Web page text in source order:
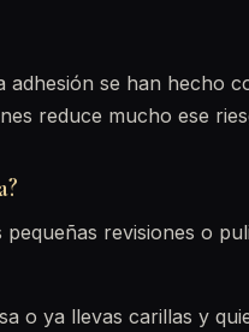
se han hecho
reduce mucho ese
revisiones o
o ya llevas carillas y